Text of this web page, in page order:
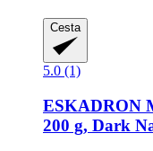
Cesta
5.0 (1)
ESKADRON
200 g, Dark